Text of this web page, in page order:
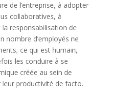
de l’entreprise, à adopter
collaboratives, à
responsabilisation de
nombre d’employés ne
ce qui est humain,
les conduire à se
créée au sein de
leur productivité de facto.